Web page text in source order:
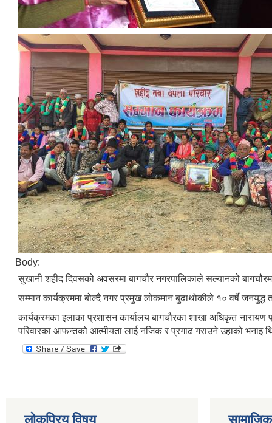
Body:
सुखानी शहीद दिवसको अवसरमा बागचौर नगरपालिकाले सल्यानको
सम्मान कार्यक्रममा बोल्दै नगर प्रमुख लोकमान बुढाथोकीले १० वर्षे
कार्यक्रमका इलाका प्रशासन कार्यालय बागचौरका शाखा अधिकृत नारायण
परिवारका आफन्तको आत्मीयता लाई नजिक र प्रगाढ गराउने उहाको भनाइ
लोकप्रिय विषय सामाजिक